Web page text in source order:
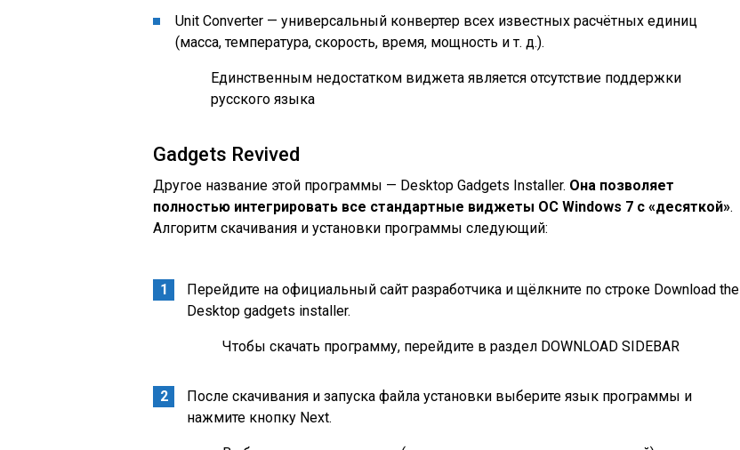
Unit Converter — универсальный конвертер всех известных расчётных единиц
(масса, температура, скорость, время, мощность и т. д.).
Единственным недостатком виджета является отсутствие поддержки
русского языка
Gadgets Revived
Другое название этой программы — Desktop Gadgets Installer. Она позволяет
полностью интегрировать все стандартные виджеты ОС Windows 7 с «десяткой».
Алгоритм скачивания и установки программы следующий:
Перейдите на официальный сайт разработчика и щёлкните по строке Download the
Desktop gadgets installer.
Чтобы скачать программу, перейдите в раздел DOWNLOAD SIDEBAR
После скачивания и запуска файла установки выберите язык программы и
нажмите кнопку Next.